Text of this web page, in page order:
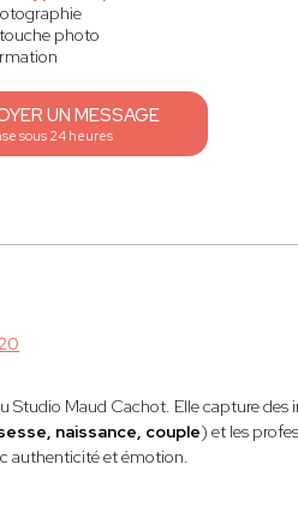
photo
UN MESSAGE
sous 24 heures
Studio Maud Cachot. Elle capture des
naissance, couple) et les
authenticité et émotion.